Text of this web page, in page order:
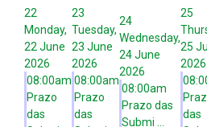
22
Monday,
22 June
2026
08:00am
Prazo
das
23
Tuesday,
23 June
2026
08:00am
Prazo
das
24
Wednesday,
24 June
2026
08:00am
Prazo das
Submi ...
25
25
2026
das